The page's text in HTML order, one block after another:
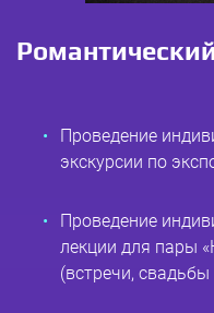
Проведение
экскурсии по
Проведение
лекции для пары
(встречи, свадьбы